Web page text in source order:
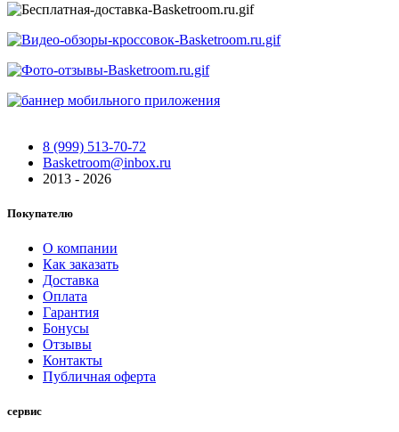
8 (999) 513-70-72
Basketroom@inbox.ru
2013 - 2026
Покупателю
О компании
Как заказать
Доставка
Оплата
Гарантия
Бонусы
Отзывы
Контакты
Публичная оферта
сервис